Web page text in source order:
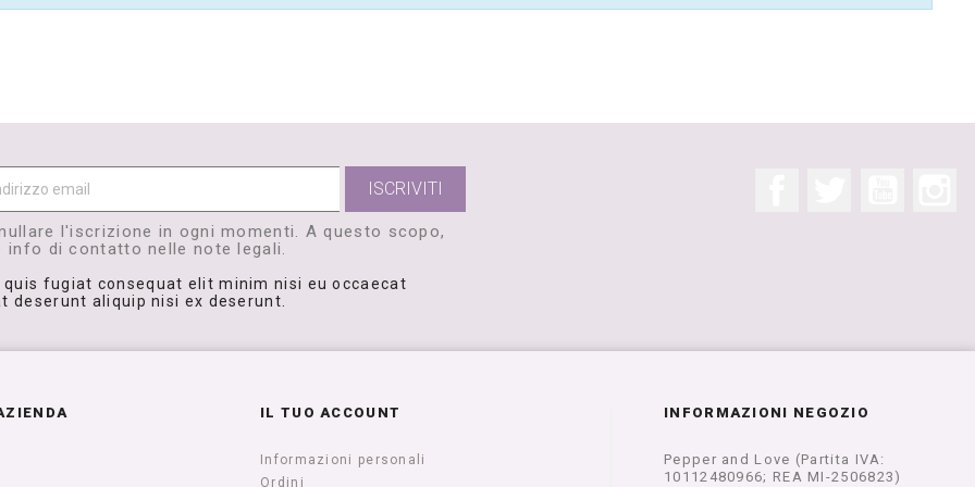
l'iscrizione in ogni momenti. A questo scopo,
info di contatto nelle note legali.
quis fugiat consequat elit minim nisi eu occaecat
deserunt aliquip nisi ex deserunt.
Facebook
IL TUO ACCOUNT
Informazioni personali
Ordini
INFORMAZIONI NEGOZIO
Pepper and Love (Partita IVA:
10112480966; REA MI-2506823)